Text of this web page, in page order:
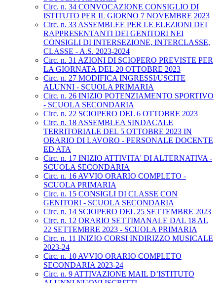
Circ. n. 34 CONVOCAZIONE CONSIGLIO DI
ISTITUTO PER IL GIORNO 7 NOVEMBRE 2023
Circ. n. 33 ASSEMBLEE PER LE ELEZIONI DEI
RAPPRESENTANTI DEI GENITORI NEI
CONSIGLI DI INTERSEZIONE, INTERCLASSE,
CLASSE - A.S. 2023-2024
Circ. n. 31 AZIONI DI SCIOPERO PREVISTE PER
LA GIORNATA DEL 20 OTTOBRE 2023
Circ. n. 27 MODIFICA INGRESSI/USCITE
ALUNNI - SCUOLA PRIMARIA
Circ. n. 26 INIZIO POTENZIAMENTO SPORTIVO
- SCUOLA SECONDARIA
Circ. n. 22 SCIOPERO DEL 6 OTTOBRE 2023
Circ. n. 18 ASSEMBLEA SINDACALE
TERRITORIALE DEL 5 OTTOBRE 2023 IN
ORARIO DI LAVORO - PERSONALE DOCENTE
ED ATA
Circ. n. 17 INIZIO ATTIVITA' DI ALTERNATIVA -
SCUOLA SECONDARIA
Circ. n. 16 AVVIO ORARIO COMPLETO -
SCUOLA PRIMARIA
Circ. n. 15 CONSIGLI DI CLASSE CON
GENITORI - SCUOLA SECONDARIA
Circ. n. 14 SCIOPERO DEL 25 SETTEMBRE 2023
Circ. n. 12 ORARIO SETTIMANALE DAL 18 AL
22 SETTEMBRE 2023 - SCUOLA PRIMARIA
Circ. n. 11 INIZIO CORSI INDIRIZZO MUSICALE
2023-24
Circ. n. 10 AVVIO ORARIO COMPLETO
SECONDARIA 2023-24
Circ. n. 9 ATTIVAZIONE MAIL D’ISTITUTO